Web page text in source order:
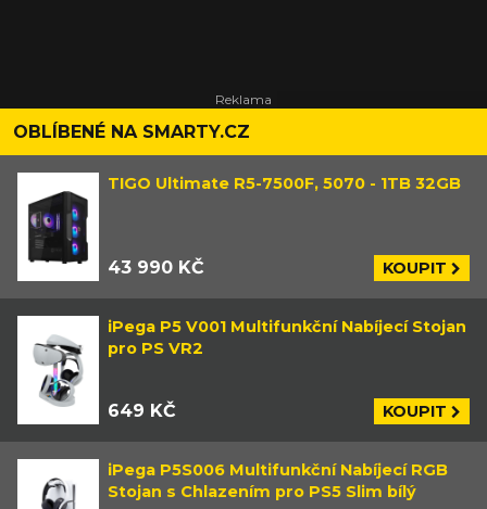
OBLÍBENÉ NA SMARTY.CZ
TIGO Ultimate R5-7500F, 5070 - 1TB 32GB
43 990 KČ KOUPIT
iPega P5 V001 Multifunkční Nabíjecí Stojan
pro PS VR2
649 KČ KOUPIT
iPega P5S006 Multifunkční Nabíjecí RGB
Stojan s Chlazením pro PS5 Slim bílý